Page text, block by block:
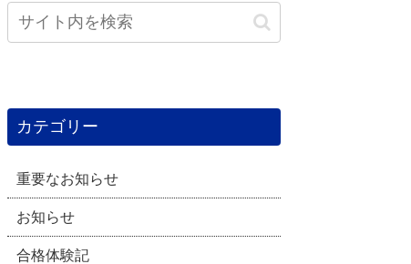
カテゴリー
重要なお知らせ
お知らせ
合格体験記